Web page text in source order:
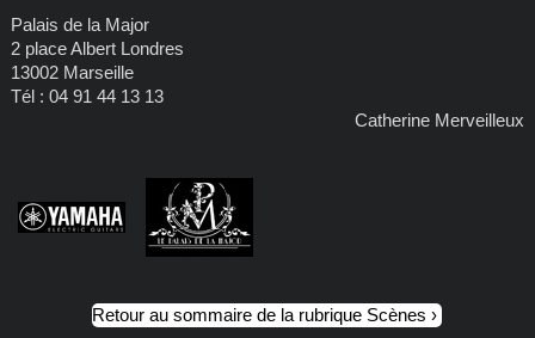
Palais de la Major
2 place Albert Londres
13002 Marseille
Tél : 04 91 44 13 13
Catherine Merveilleux
Retour au sommaire de la rubrique Scènes